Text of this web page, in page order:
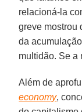
relacioná-la
greve mostrou
da
multidão. Se a
Além de
economy,